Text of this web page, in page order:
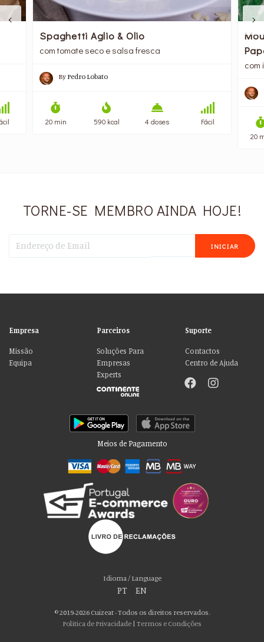
Spaghetti Aglio & Olio
com tomate seco e salsa fresca
ByPedro Lobato
20 min 590 kcal 4 doses Fácil
com
20
TORNE-SE MEMBRO AINDA HOJE!
INICIAR
Empresa
Missão
Equipa
Parceiros
Soluções Para
Empresas
Experts
Suporte
Contactos
Centro de Ajuda
Meios de Pagamento
Idioma / Language
PT EN
© 2019-2026 Cuizeat - Todos os direitos reservados.
Política de Privacidade | Termos e Condições
Por favor aceite as nossas deliciosas
Usamos cookies para personalizar conteúdo e anúncios, fornecer recursos
de mídia social e analisar nosso tráfego. Também compartilhamos
social, publicidade e análise, que podem combiná-lo com outras informações
que você forneceu a eles ou que coletaram do uso de seus serviços. Você